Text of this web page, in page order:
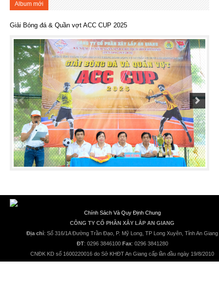
Album mới
Giải Bóng đá & Quần vợt ACC CUP 2025
Chính Sách Và Quy Định Chung
CÔNG TY CỔ PHẦN XÂY LẮP AN GIANG
Địa chỉ: Số 316/1A Đường Trần Đạo, P. Mỹ Long, TP Long Xuyên, Tỉnh An Giang
ĐT: 0296 3846100 Fax: 0296 3841280
CNĐK KD số 1600220016 do Sở KHĐT An Giang cấp lần đầu ngày 19/8/2010